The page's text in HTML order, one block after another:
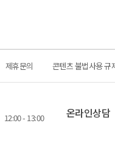
제휴문의 콘텐츠 불법사용 규
12:00 - 13:00 온라인상담